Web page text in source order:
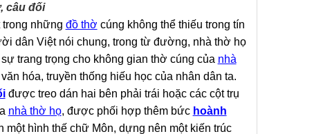
câu đối
trong những đồ thờ cúng không thể thiếu trong tín
dân Việt nói chung, trong từ đường, nhà thờ họ
trang trọng cho không gian thờ cúng của nhà
hóa, truyền thống hiếu học của nhân dân ta.
được treo dán hai bên phải trái hoặc các cột trụ
nhà thờ họ, được phối hợp thêm bức hoành
một hình thế chữ Môn, dựng nên một kiến trúc